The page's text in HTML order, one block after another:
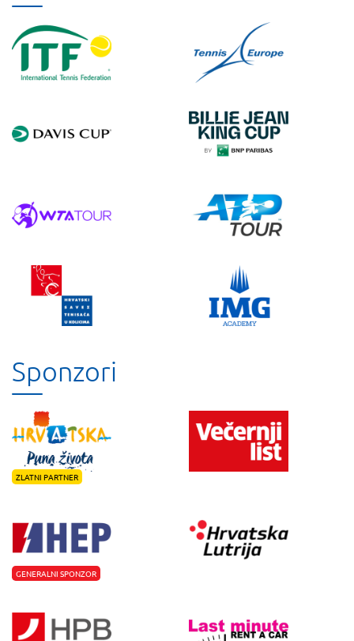
Sponzori
ZLATNI PARTNER
GENERALNI SPONZOR